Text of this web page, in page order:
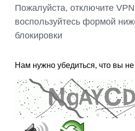
Пожалуйста, отключите
воспользуйтесь формой
блокировки
Нам нужно убедиться, что вы